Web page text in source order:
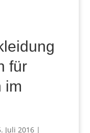
für
im
Juli 2016|